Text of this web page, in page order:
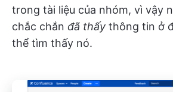
trong tài liệu của nhóm, vì vậy
chắc chắn đã thấy thông tin ở
thể tìm thấy nó.